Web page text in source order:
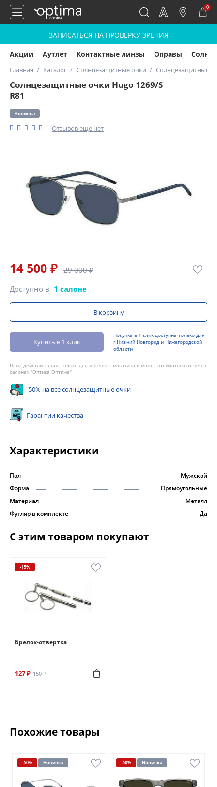
0
ЗАПИСАТЬСЯ НА ПРОВЕРКУ ЗРЕНИЯ
Акции Аутлет Контактные линзы Оправы
Главная Каталог Солнцезащитные очки Солнцезащитные
Солнцезащитные очки Hugo 1269/S
R81
Новинка
Отзывов еще нет
14 500 ₽ 29 000 ₽
Доступно в 1 салоне
В корзину
Купить в 1 клик
Покупка в 1 клик доступна только для
г.Нижний Новгород и Нижегородской
области
Цена действительна только для интернет-магазина и может отличаться от цен в
салонах "Оптика Оптима"
-50% на все солнцезащитные очки
Гарантии качества
Характеристики
Пол
Мужской
Форма
Прямоугольные
Материал
Металл
Футляр в комплекте
Да
С этим товаром покупают
-15%
Брелок-отвертка
127 ₽ 150 ₽
Похожие товары
-50% Новинка -50% Новинка